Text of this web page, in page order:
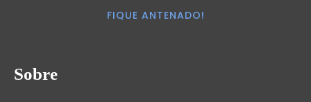
FIQUE ANTENADO!
Sobre